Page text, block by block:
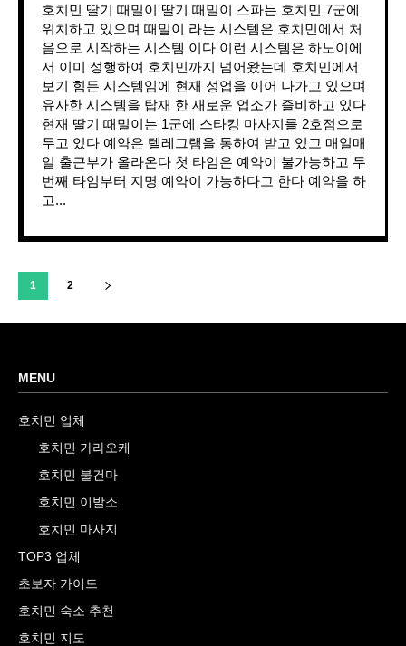
호치민 딸기 때밀이 딸기 때밀이 스파는 호치민 7군에
위치하고 있으며 때밀이 라는 시스템은 호치민에서 처
음으로 시작하는 시스템 이다 이런 시스템은 하노이에
서 이미 성행하여 호치민까지 넘어왔는데 호치민에서
보기 힘든 시스템임에 현재 성업을 이어 나가고 있으며
유사한 시스템을 탑재 한 새로운 업소가 즐비하고 있다
현재 딸기 때밀이는 1군에 스타킹 마사지를 2호점으로
두고 있다 예약은 텔레그램을 통하여 받고 있고 매일매
일 출근부가 올라온다 첫 타임은 예약이 불가능하고 두
번째 타임부터 지명 예약이 가능하다고 한다 예약을 하
고...
1 2
MENU
호치민 업체
호치민 가라오케
호치민 불건마
호치민 이발소
호치민 마사지
TOP3 업체
초보자 가이드
호치민 숙소 추천
호치민 지도